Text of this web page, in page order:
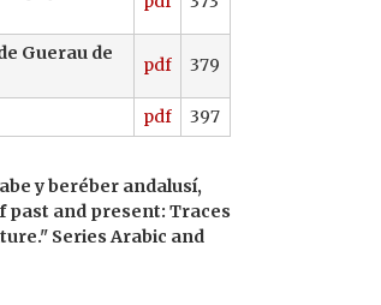
Guerau de
pdf 379
pdf 397
y beréber andalusí,
past and present: Traces
Series Arabic and